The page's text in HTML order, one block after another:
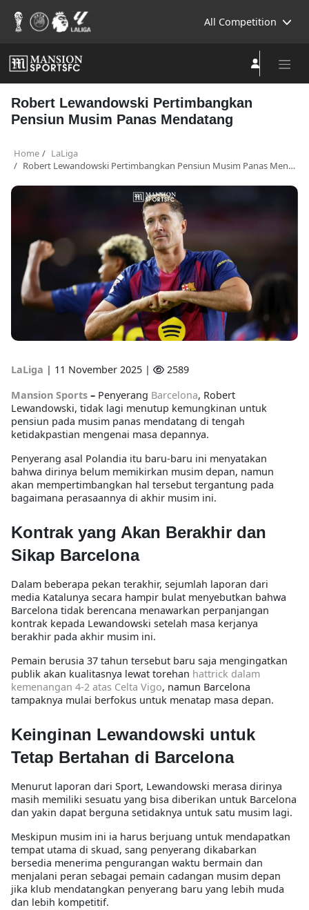
All Competition
Robert Lewandowski Pertimbangkan
Pensiun Musim Panas Mendatang
Home
LaLiga
Robert Lewandowski Pertimbangkan Pensiun Musim Panas Mendatang
LaLiga | 11 November 2025 |
2589
Mansion Sports – Penyerang Barcelona, Robert
Lewandowski, tidak lagi menutup kemungkinan untuk
pensiun pada musim panas mendatang di tengah
ketidakpastian mengenai masa depannya.
Penyerang asal Polandia itu baru-baru ini menyatakan
bahwa dirinya belum memikirkan musim depan, namun
akan mempertimbangkan hal tersebut tergantung pada
bagaimana perasaannya di akhir musim ini.
Kontrak yang Akan Berakhir dan
Sikap Barcelona
Dalam beberapa pekan terakhir, sejumlah laporan dari
media Katalunya secara hampir bulat menyebutkan bahwa
Barcelona tidak berencana menawarkan perpanjangan
kontrak kepada Lewandowski setelah masa kerjanya
berakhir pada akhir musim ini.
Pemain berusia 37 tahun tersebut baru saja mengingatkan
publik akan kualitasnya lewat torehan hattrick dalam
kemenangan 4-2 atas Celta Vigo, namun Barcelona
tampaknya mulai berfokus untuk menatap masa depan.
Keinginan Lewandowski untuk
Tetap Bertahan di Barcelona
Menurut laporan dari Sport, Lewandowski merasa dirinya
masih memiliki sesuatu yang bisa diberikan untuk Barcelona
dan yakin dapat berguna setidaknya untuk satu musim lagi.
Meskipun musim ini ia harus berjuang untuk mendapatkan
tempat utama di skuad, sang penyerang dikabarkan
bersedia menerima pengurangan waktu bermain dan
menjalani peran sebagai pemain cadangan musim depan
jika klub mendatangkan penyerang baru yang lebih muda
dan lebih kompetitif.